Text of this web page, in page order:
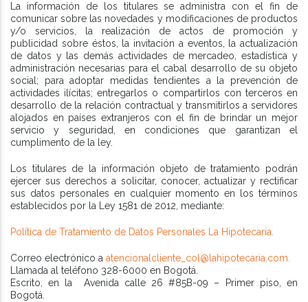
La información de los titulares se administra con el fin de
comunicar sobre las novedades y modificaciones de productos
y/o servicios, la realización de actos de promoción y
publicidad sobre éstos, la invitación a eventos, la actualización
de datos y las demás actividades de mercadeo, estadística y
administración necesarias para el cabal desarrollo de su objeto
social; para adoptar medidas tendientes a la prevención de
actividades ilícitas; entregarlos o compartirlos con terceros en
desarrollo de la relación contractual y transmitirlos a servidores
alojados en países extranjeros con el fin de brindar un mejor
servicio y seguridad, en condiciones que garantizan el
cumplimento de la ley.
Los titulares de la información objeto de tratamiento podrán
ejercer sus derechos a solicitar, conocer, actualizar y rectificar
sus datos personales en cualquier momento en los términos
establecidos por la Ley 1581 de 2012, mediante:
Política de Tratamiento de Datos Personales La Hipotecaria.
Correo electrónico a atencionalcliente_col@lahipotecaria.com.
Llamada al teléfono 328-6000 en Bogotá.
Escrito, en la Avenida calle 26 #85B-09 – Primer piso, en
Bogotá.